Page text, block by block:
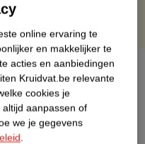
online ervaring te
en makkelijker te
acties en aanbiedingen
Kruidvat.be relevante
cookies je
aanpassen of
we je gegevens
.